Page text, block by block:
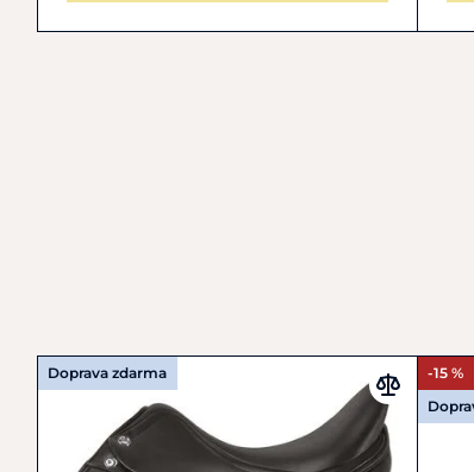
Doprava zdarma
-15 %